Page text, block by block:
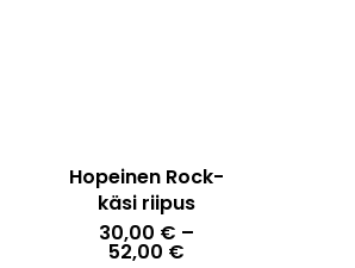
Hopeinen Rock-
käsi riipus
30,00 € –
52,00 €Hintaluokka: